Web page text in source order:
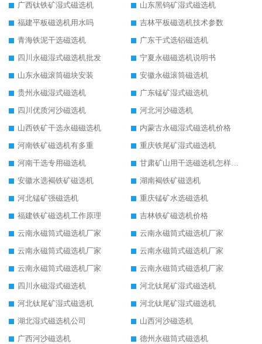
广西钛铁矿湿式磁选机
山东黑钨矿湿式磁选机
福建平板磁选机用水吗
吉林平板磁选机技术参数
青海铁泥干选磁选机
广东干式选铝磁选机
四川永磁湿式磁选机批发
宁夏永磁磁选机说明书
山东永磁滚筒磁块安装
安徽永磁滚筒磁选机
贵州永磁湿式磁选机
广东锰矿湿式磁选机
四川优质河沙磁选机
河北河沙磁选机
山西铁矿干选永磁磁选机
内蒙古永磁湿式磁选机价格
河南铁矿磁选机有多重
重庆铁尾矿湿式磁选机
河南干选专用磁选机
甘肃矿山用干选磁选机怎样调磁
安徽水选褐铁矿磁选机
湖南褐铁矿磁选机
河北锰矿强磁选机
重庆锰矿水选磁选机
福建铁矿磁选机工作原理
吉林铁矿磁选机价格
云南永磁筒式磁选机厂家
云南永磁筒式磁选机厂家
云南永磁筒式磁选机厂家
云南永磁筒式磁选机厂家
云南永磁筒式磁选机厂家
云南永磁筒式磁选机厂家
四川永磁湿式磁选机
河北钛尾矿湿式磁选机
河北钛尾矿湿式磁选机
河北钛尾矿湿式磁选机
湖北湿式磁选机公司
山西河沙磁选机
广西河沙磁选机
德州永磁筒式磁选机